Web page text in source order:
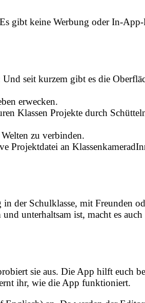
gibt keine Werbung oder In-
seit kurzem gibt es die
erwecken.
Klassen Projekte durch
zu verbinden.
Projektdatei an
der Schulklasse, mit Freunden
und unterhaltsam ist, macht es
sie aus. Die App hilft euch
ihr, wie die App funktioniert.